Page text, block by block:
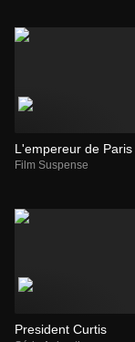
L'empereur de Paris
Film Suspense
President Curtis